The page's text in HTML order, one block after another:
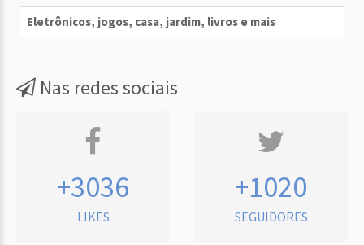
Eletrônicos, jogos, casa, jardim, livros e mais
Nas redes sociais
+3036
LIKES
+1020
SEGUIDORES